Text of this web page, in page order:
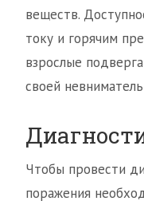
веществ.
току и горячим
взрослые
своей
Чтобы провести
поражения